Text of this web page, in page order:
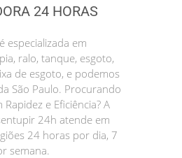
24 HORAS
especializada em
ralo, tanque, esgoto,
de esgoto, e podemos
São Paulo. Procurando
e Eficiência? A
24h atende em
24 horas por dia, 7
semana.